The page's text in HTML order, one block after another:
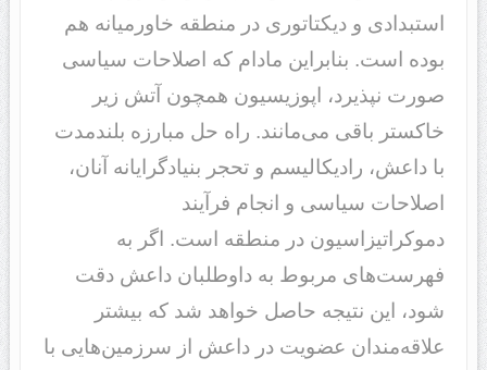
استبدادی و دیکتاتوری در منطقه خاورمیانه هم
بوده است. بنابراین مادام که اصلاحات سیاسی
صورت نپذیرد، اپوزیسیون همچون آتش زیر
خاکستر باقی می‌مانند. راه حل مبارزه بلندمدت
با داعش، رادیکالیسم و تحجر بنیادگرایانه آنان،
اصلاحات سیاسی و انجام فرآیند
دموکراتیزاسیون در منطقه است. اگر به
فهرست‌های مربوط به داوطلبان داعش دقت
شود، این نتیجه حاصل خواهد شد که بیشتر
علاقه‌مندان عضویت در داعش از سرزمین‌هایی با